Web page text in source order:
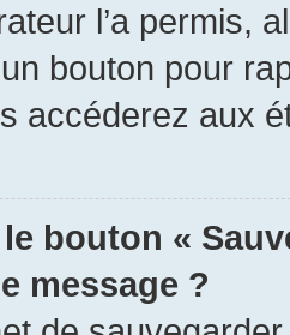
l’a permis,
bouton pour
accéderez aux
bouton «
message ?